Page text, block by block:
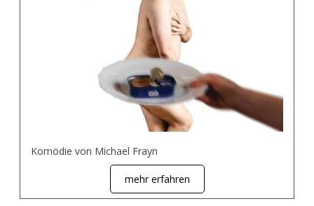
Komödie von Michael Frayn
mehr erfahren